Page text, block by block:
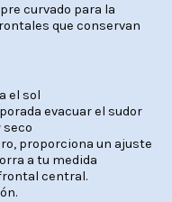
curvado para la
que conservan
el sol
evacuar el sudor
proporciona un ajuste
a tu medida
central.